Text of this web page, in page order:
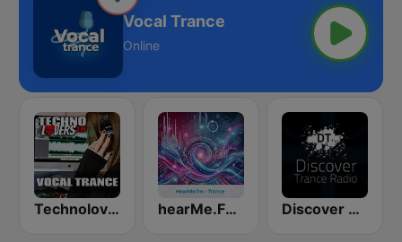
Vocal Trance
Online
Technolovers - VOCAL TRANCE hearMe.FM Trance Discover Trance Radio